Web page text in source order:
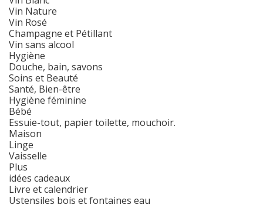
Vin Nature
Vin Rosé
Champagne et Pétillant
Vin sans alcool
Hygiène
Douche, bain, savons
Soins et Beauté
Santé, Bien-être
Hygiène féminine
Bébé
Essuie-tout, papier toilette, mouchoir.
Maison
Linge
Vaisselle
Plus
idées cadeaux
Livre et calendrier
Ustensiles bois et fontaines eau